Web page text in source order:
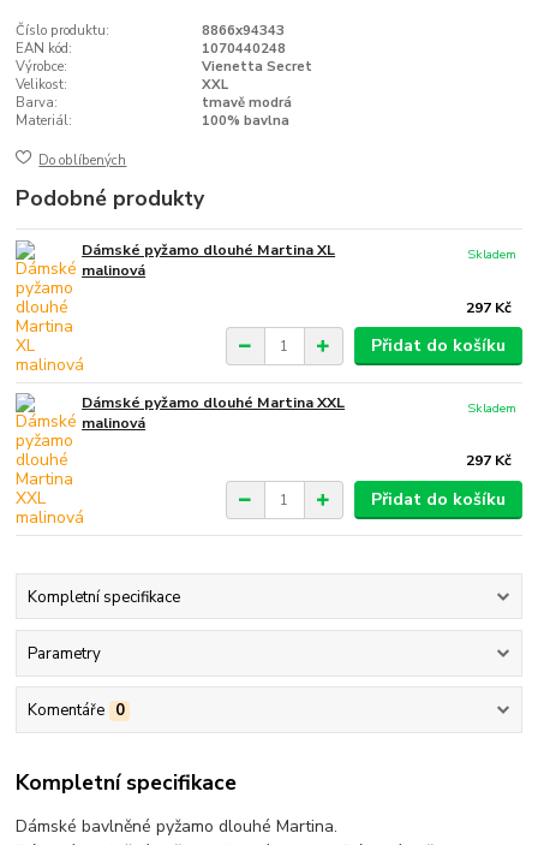
Číslo produktu:
8866x94343
EAN kód:
1070440248
Výrobce:
Vienetta Secret
Velikost:
XXL
Barva:
tmavě modrá
Materiál:
100% bavlna
Do oblíbených
Podobné produkty
Dámské pyžamo dlouhé Martina XL
malinová
297 Kč
Skladem
Přidat do košíku
Dámské pyžamo dlouhé Martina XXL
malinová
297 Kč
Skladem
Přidat do košíku
Kompletní specifikace
Parametry
Komentáře 0
Kompletní specifikace
Dámské bavlněné pyžamo dlouhé Martina.